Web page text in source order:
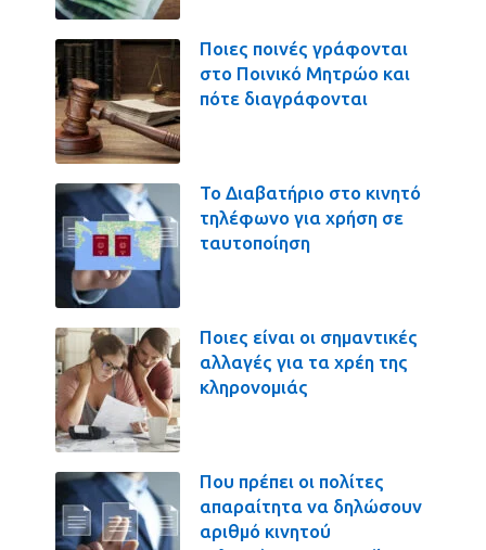
Ποιες ποινές γράφονται
στο Ποινικό Μητρώο και
πότε διαγράφονται
Το Διαβατήριο στο κινητό
τηλέφωνο για χρήση σε
ταυτοποίηση
Ποιες είναι οι σημαντικές
αλλαγές για τα χρέη της
κληρονομιάς
Που πρέπει οι πολίτες
απαραίτητα να δηλώσουν
αριθμό κινητού